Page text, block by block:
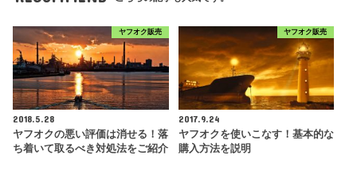
ヤフオク販売
2018.5.28
ヤフオクの悪い評価は消せる！落
ち着いて取るべき対処法をご紹介
ヤフオク販売
2017.9.24
ヤフオクを使いこなす！基本的な
購入方法を説明